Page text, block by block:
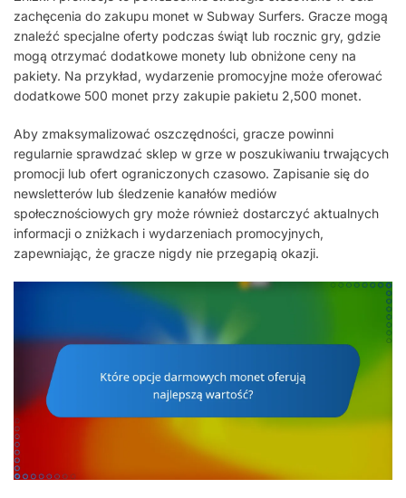
zachęcenia do zakupu monet w Subway Surfers. Gracze mogą
znaleźć specjalne oferty podczas świąt lub rocznic gry, gdzie
mogą otrzymać dodatkowe monety lub obniżone ceny na
pakiety. Na przykład, wydarzenie promocyjne może oferować
dodatkowe 500 monet przy zakupie pakietu 2,500 monet.
Aby zmaksymalizować oszczędności, gracze powinni
regularnie sprawdzać sklep w grze w poszukiwaniu trwających
promocji lub ofert ograniczonych czasowo. Zapisanie się do
newsletterów lub śledzenie kanałów mediów
społecznościowych gry może również dostarczyć aktualnych
informacji o zniżkach i wydarzeniach promocyjnych,
zapewniając, że gracze nigdy nie przegapią okazji.